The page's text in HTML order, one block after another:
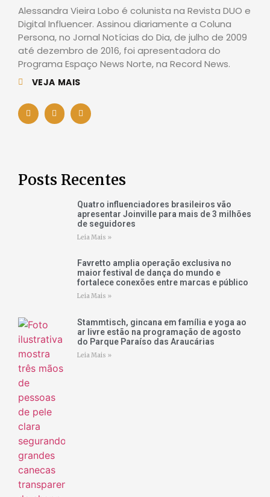
Alessandra Vieira Lobo é colunista na Revista DUO e
Digital Influencer. Assinou diariamente a Coluna
Persona, no Jornal Notícias do Dia, de julho de 2009
até dezembro de 2016, foi apresentadora do
Programa Espaço News Norte, na Record News.
VEJA MAIS
Posts Recentes
Quatro influenciadores brasileiros vão
apresentar Joinville para mais de 3 milhões
de seguidores
Leia Mais »
Favretto amplia operação exclusiva no
maior festival de dança do mundo e
fortalece conexões entre marcas e público
Leia Mais »
Stammtisch, gincana em família e yoga ao
ar livre estão na programação de agosto
do Parque Paraíso das Araucárias
Leia Mais »